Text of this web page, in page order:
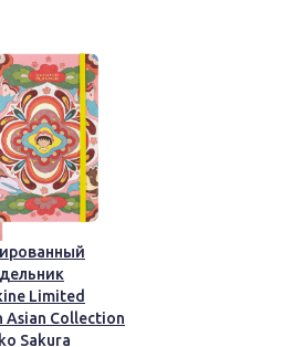
Limited
Asian Collection
Sakura